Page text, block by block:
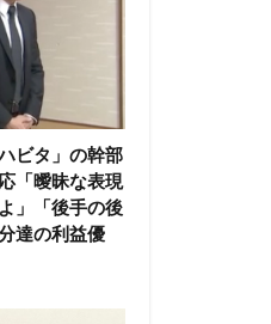
ビタ」の幹部
「曖昧な表現
」「後手の後
達の利益優